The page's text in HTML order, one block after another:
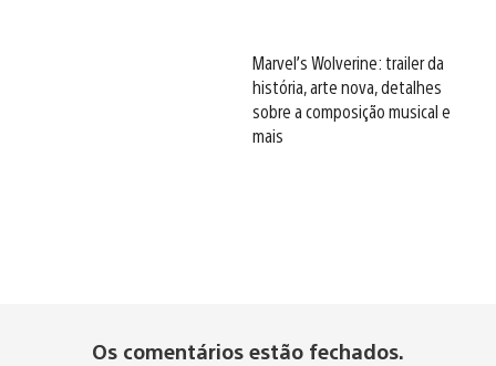
Marvel’s Wolverine: trailer da
história, arte nova, detalhes
sobre a composição musical e
mais
Os comentários estão fechados.